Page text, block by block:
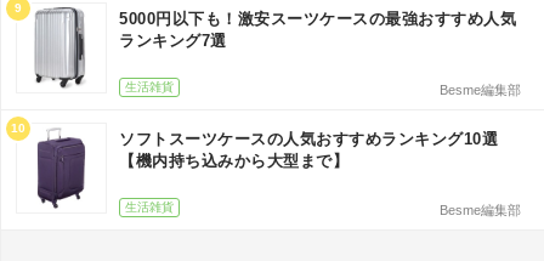
9
5000円以下も！激安スーツケースの最強おすすめ人気
ランキング7選
生活雑貨 Besme編集部
10
ソフトスーツケースの人気おすすめランキング10選
【機内持ち込みから大型まで】
生活雑貨 Besme編集部